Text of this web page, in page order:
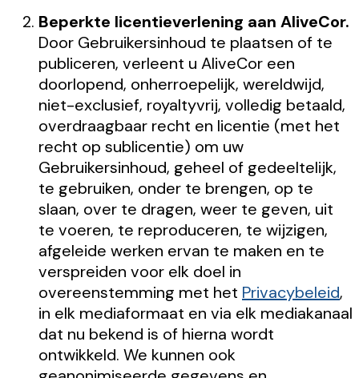
Beperkte licentieverlening aan AliveCor.
Door Gebruikersinhoud te plaatsen of te
publiceren, verleent u AliveCor een
doorlopend, onherroepelijk, wereldwijd,
niet-exclusief, royaltyvrij, volledig betaald,
overdraagbaar recht en licentie (met het
recht op sublicentie) om uw
Gebruikersinhoud, geheel of gedeeltelijk,
te gebruiken, onder te brengen, op te
slaan, over te dragen, weer te geven, uit
te voeren, te reproduceren, te wijzigen,
afgeleide werken ervan te maken en te
verspreiden voor elk doel in
overeenstemming met het Privacybeleid,
in elk mediaformaat en via elk mediakanaal
dat nu bekend is of hierna wordt
ontwikkeld. We kunnen ook